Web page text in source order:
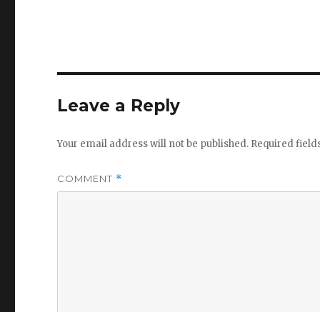
Leave a Reply
Your email address will not be published. Required
COMMENT *